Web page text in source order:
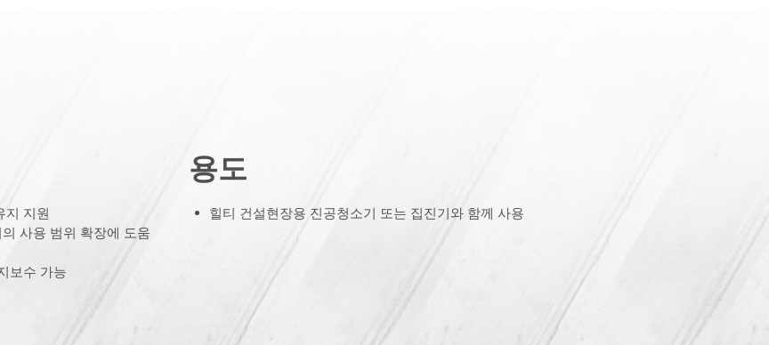
지 지원
사용 범위 확장에 도움
보수 가능
용도
힐티 건설현장용 진공청소기 또는 집진기와 함께 사용